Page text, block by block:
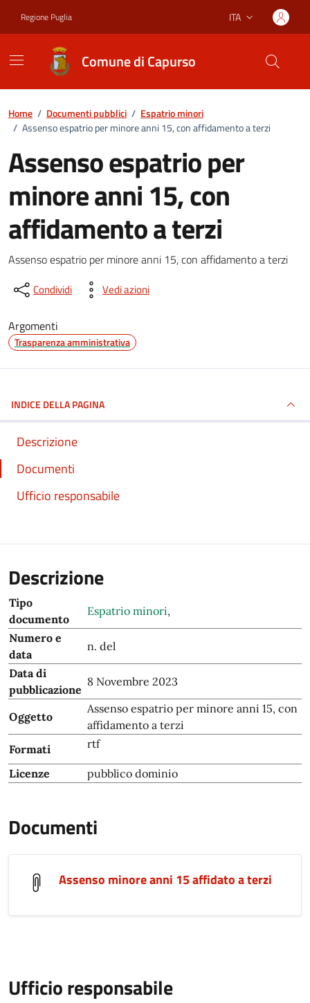
Regione Puglia Lingua attiva:
ITA
Comune di Capurso
Home / Documenti pubblici / Espatrio minori
/ Assenso espatrio per minore anni 15, con affidamento a terzi
Assenso espatrio per
minore anni 15, con
affidamento a terzi
Dettagli del documento
Assenso espatrio per minore anni 15, con affidamento a terzi
Condividi Vedi azioni
Argomenti
Trasparenza amministrativa
INDICE DELLA PAGINA
Descrizione
Documenti
Ufficio responsabile
Descrizione
Tipo
documento
Espatrio minori,
Numero e
data
n. del
Data di
pubblicazione
8 Novembre 2023
Oggetto
Assenso espatrio per minore anni 15, con
affidamento a terzi
Formati
rtf
Licenze pubblico dominio
Documenti
Assenso minore anni 15 affidato a terzi
Ufficio responsabile